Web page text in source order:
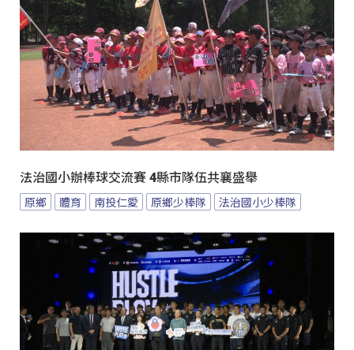
法治國小辦棒球交流賽 4縣市隊伍共襄盛舉
原鄉 體育 南投仁愛 原鄉少棒隊 法治國小少棒隊